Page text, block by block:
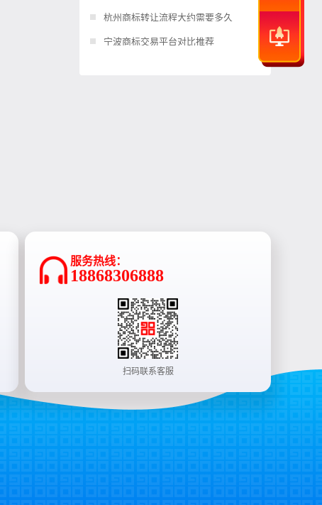
杭州商标转让流程大约需要多久
宁波商标交易平台对比推荐
服务热线：
18868306888
扫码联系客服